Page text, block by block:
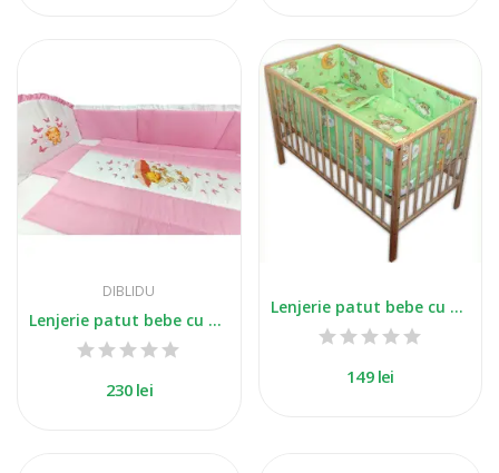
DIBLIDU
Lenjerie patut bebe cu 5 piese imprimat ingeras...
230 lei
Lenjerie patut bebe cu 5 piese ursuletul somnoros
149 lei